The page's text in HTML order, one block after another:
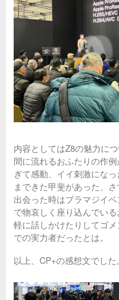
内容としてはZ8の魅力に
間に流れるおふたりの作
ぎて感動、イイ刺激にな
まできた甲斐があった、
出会った時はブラマジイ
で物哀しく座り込んでい
軽に話しかけたりしてゴ
での実力者だったとは。
以上、CP+の感想文でした。